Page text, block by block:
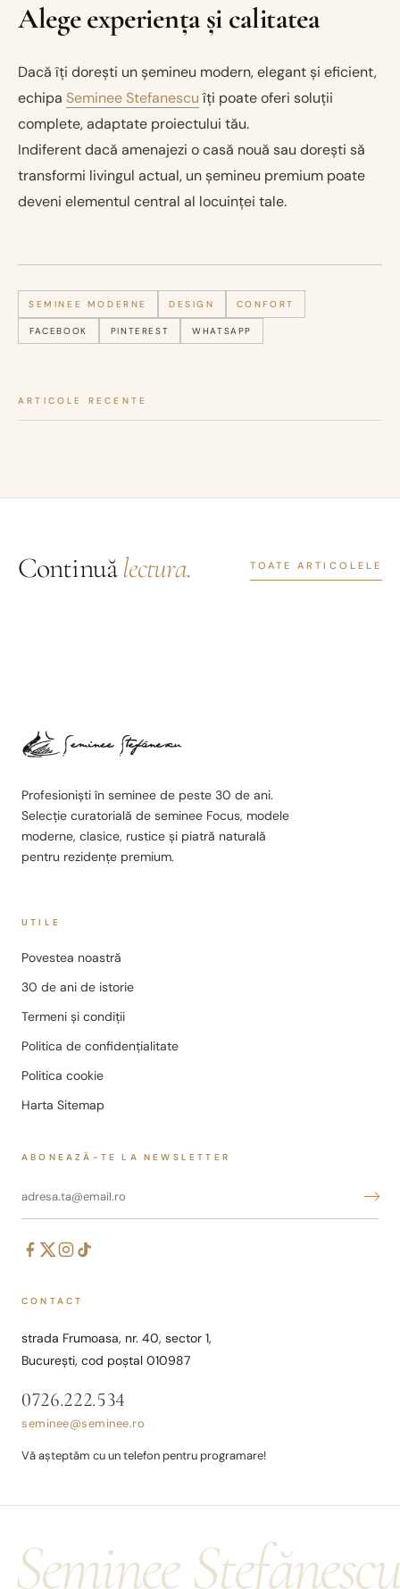
Alege experiența și calitatea
Dacă îți dorești un șemineu modern, elegant și eficient,
echipa Seminee Stefanescuîți poate oferi soluții
complete, adaptate proiectului tău.
Indiferent dacă amenajezi o casă nouă sau dorești să
transformi livingul actual, un șemineu premium poate
deveni elementul central al locuinței tale.
SEMINEE MODERNE DESIGN CONFORT
FACEBOOK PINTEREST WHATSAPP
ARTICOLE RECENTE
Continuălectura. TOATE ARTICOLELE
Profesioniști în seminee de peste 30 de ani.
Selecție curatorială de seminee Focus, modele
moderne, clasice, rustice și piatră naturală
pentru rezidențe premium.
UTILE
Povestea noastră
30 de ani de istorie
Termeni și condiții
Politica de confidențialitate
Politica cookie
Harta Sitemap
ABONEAZĂ-TE LA NEWSLETTER
CONTACT
strada Frumoasa, nr. 40, sector 1,
București, cod poștal 010987
0726.222.534
seminee@seminee.ro
Vă așteptăm cu un telefon pentru programare!
Șeminee